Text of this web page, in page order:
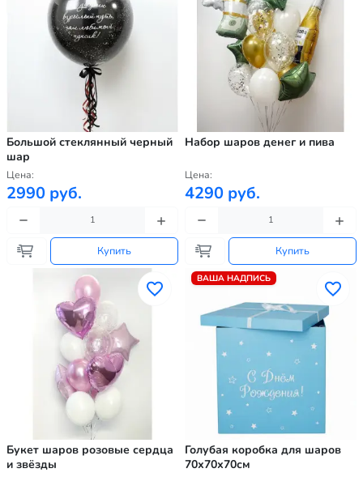
Большой стеклянный черный
шар
Цена:
2990 руб.
Купить
Набор шаров денег и пива
Цена:
4290 руб.
Купить
Букет шаров розовые сердца
и звёзды
ВАША НАДПИСЬ
Голубая коробка для шаров
70х70х70см